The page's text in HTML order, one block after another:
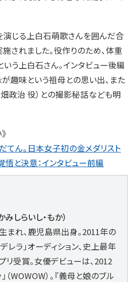
じる上白石萌歌さんを囲んだ合
されました。役作りのため、体重
う上白石さん。インタビュー後編
趣味という祖母との思い出、また
政治 役）との撮影秘話なども明
ん。日本女子初の金メダリスト
と決意：インタビュー前編
しらいし・もか）
まれ、鹿児島県出身。2011年の
レラ」オーディション、史上最年
リ受賞。女優デビューは、2012
（WOWOW）。『義母と娘のブル